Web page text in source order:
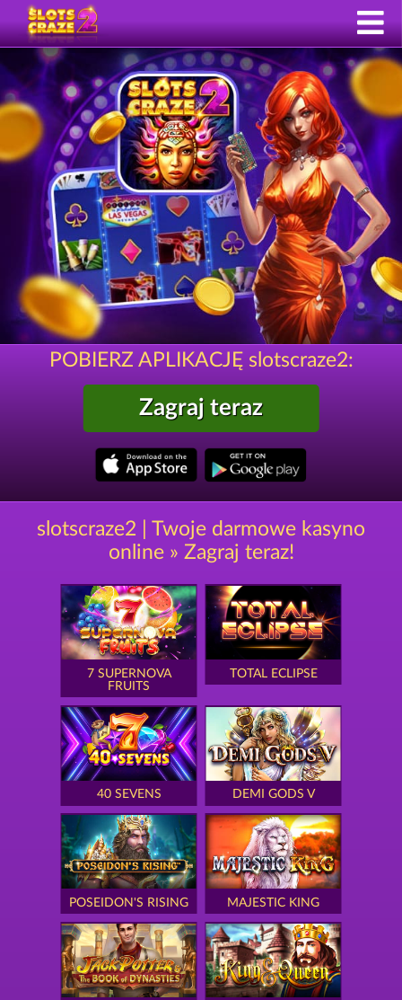
POBIERZ APLIKACJĘ slotscraze2:
Zagraj teraz
slotscraze2 | Twoje darmowe kasyno
online » Zagraj teraz!
7 SUPERNOVA
FRUITS
TOTAL ECLIPSE
40 SEVENS DEMI GODS V
POSEIDON'S RISING MAJESTIC KING